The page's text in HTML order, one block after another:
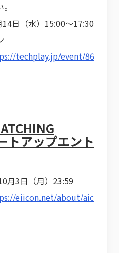
日（水）15:00～17:30
techplay.jp/event/86
トアップエント
月3日（月）23:59
eiicon.net/about/aic